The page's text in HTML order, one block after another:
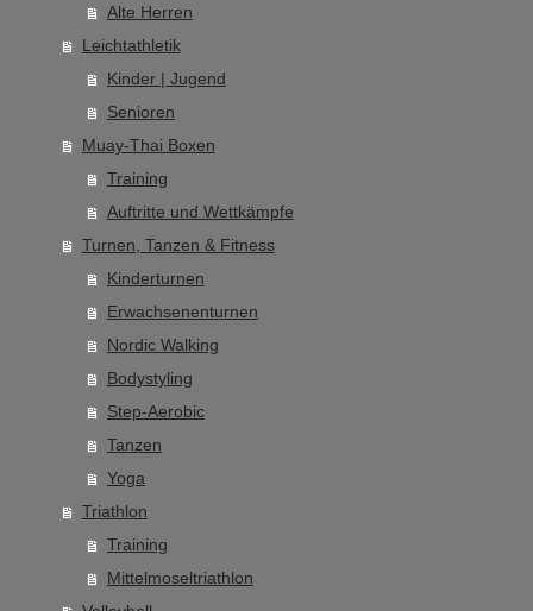
Alte Herren
Leichtathletik
Kinder | Jugend
Senioren
Muay-Thai Boxen
Training
Auftritte und Wettkämpfe
Turnen, Tanzen & Fitness
Kinderturnen
Erwachsenenturnen
Nordic Walking
Bodystyling
Step-Aerobic
Tanzen
Yoga
Triathlon
Training
Mittelmoseltriathlon